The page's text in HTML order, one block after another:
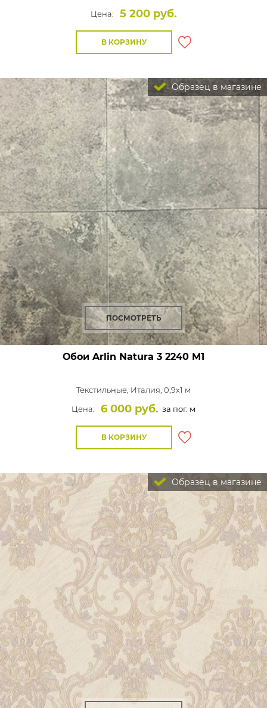
Цена:
5 200 руб.
В КОРЗИНУ
Образец в магазине
ПОСМОТРЕТЬ
Обои Arlin Natura 3 2240 M1
Текстильные, Италия, 0,9x1 м
Цена:
6 000 руб. за пог. м
В КОРЗИНУ
Образец в магазине